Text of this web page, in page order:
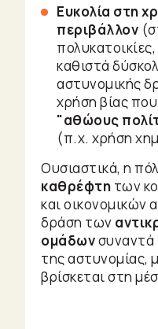
Ευκολία στη
περιβάλλον
καθιστά
αστυνομικής
χρήση βίας που
"αθώους
(π.χ. χρήση
Ουσιαστικά, η
καθρέφτη των
και οικονομικών
δράση των
ομάδωνσυναντά
της αστυνομίας,
βρίσκεται στη